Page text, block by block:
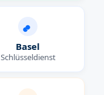
Basel
Schlüsseldienst